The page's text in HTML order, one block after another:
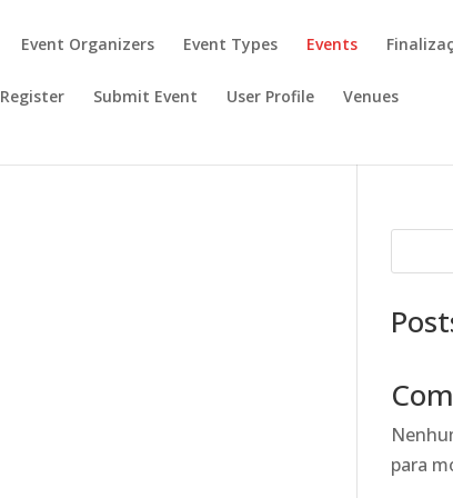
Event Organizers Event Types Events
Register Submit Event User Profile Venues
para